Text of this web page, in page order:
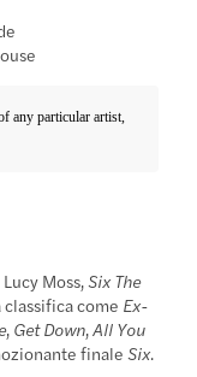
any particular artist,
Moss,Six The
classifica come Ex-
, Get Down,All You
finaleSix.